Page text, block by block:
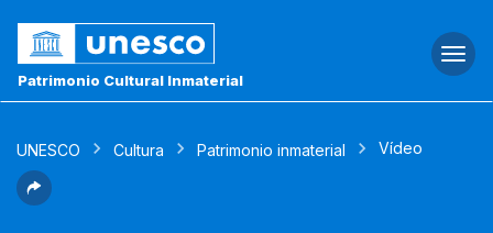
Patrimonio Cultural Inmaterial
UNESCO Cultura Patrimonio inmaterial Vídeo